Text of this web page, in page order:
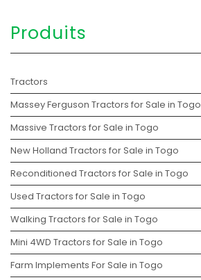
Produits
Tractors
Massey Ferguson Tractors for Sale in Togo
Massive Tractors for Sale in Togo
New Holland Tractors for Sale in Togo
Reconditioned Tractors for Sale in Togo
Used Tractors for Sale in Togo
Walking Tractors for Sale in Togo
Mini 4WD Tractors for Sale in Togo
Farm Implements For Sale in Togo